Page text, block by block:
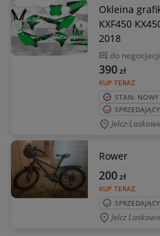
Okleina
KXF450
2018
do negocjacji
KUP TERAZ
390zł
STAN: NOWY
Jelcz-
Rower
KUP TERAZ
200zł
Jelcz